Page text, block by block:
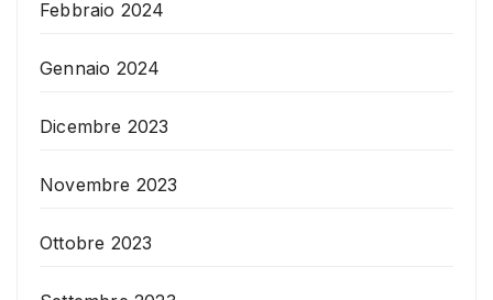
Febbraio 2024
Gennaio 2024
Dicembre 2023
Novembre 2023
Ottobre 2023